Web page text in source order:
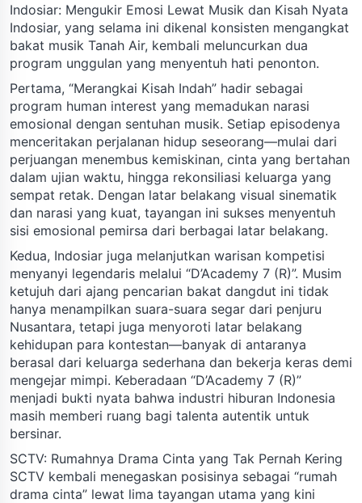
Indosiar: Mengukir Emosi Lewat Musik dan Kisah Nyata
Indosiar, yang selama ini dikenal konsisten mengangkat
bakat musik Tanah Air, kembali meluncurkan dua
program unggulan yang menyentuh hati penonton.
Pertama, “Merangkai Kisah Indah” hadir sebagai
program human interest yang memadukan narasi
emosional dengan sentuhan musik. Setiap episodenya
menceritakan perjalanan hidup seseorang—mulai dari
perjuangan menembus kemiskinan, cinta yang bertahan
dalam ujian waktu, hingga rekonsiliasi keluarga yang
sempat retak. Dengan latar belakang visual sinematik
dan narasi yang kuat, tayangan ini sukses menyentuh
sisi emosional pemirsa dari berbagai latar belakang.
Kedua, Indosiar juga melanjutkan warisan kompetisi
menyanyi legendaris melalui “D’Academy 7 (R)”. Musim
ketujuh dari ajang pencarian bakat dangdut ini tidak
hanya menampilkan suara-suara segar dari penjuru
Nusantara, tetapi juga menyoroti latar belakang
kehidupan para kontestan—banyak di antaranya
berasal dari keluarga sederhana dan bekerja keras demi
mengejar mimpi. Keberadaan “D’Academy 7 (R)”
menjadi bukti nyata bahwa industri hiburan Indonesia
masih memberi ruang bagi talenta autentik untuk
bersinar.
SCTV: Rumahnya Drama Cinta yang Tak Pernah Kering
SCTV kembali menegaskan posisinya sebagai “rumah
drama cinta” lewat lima tayangan utama yang kini